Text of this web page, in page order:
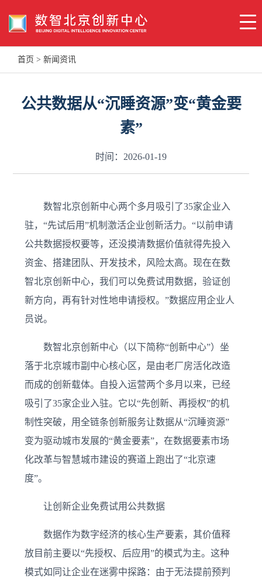
首页 > 新闻资讯
公共数据从“沉睡资源”变“黄金要
素”
时间：2026-01-19
数智北京创新中心两个多月吸引了35家企业入
驻，“先试后用”机制激活企业创新活力。“以前申请
公共数据授权要等，还没摸清数据价值就得先投入
资金、搭建团队、开发技术，风险太高。现在在数
智北京创新中心，我们可以免费试用数据，验证创
新方向，再有针对性地申请授权。”数据应用企业人
员说。
数智北京创新中心（以下简称“创新中心”）坐
落于北京城市副中心核心区，是由老厂房活化改造
而成的创新载体。自投入运营两个多月以来，已经
吸引了35家企业入驻。它以“先创新、再授权”的机
制性突破，用全链条创新服务让数据从“沉睡资源”
变为驱动城市发展的“黄金要素”，在数据要素市场
化改革与智慧城市建设的赛道上跑出了“北京速
度”。
让创新企业免费试用公共数据
数据作为数字经济的核心生产要素，其价值释
放目前主要以“先授权、后应用”的模式为主。这种
模式如同让企业在迷雾中探路：由于无法提前预判